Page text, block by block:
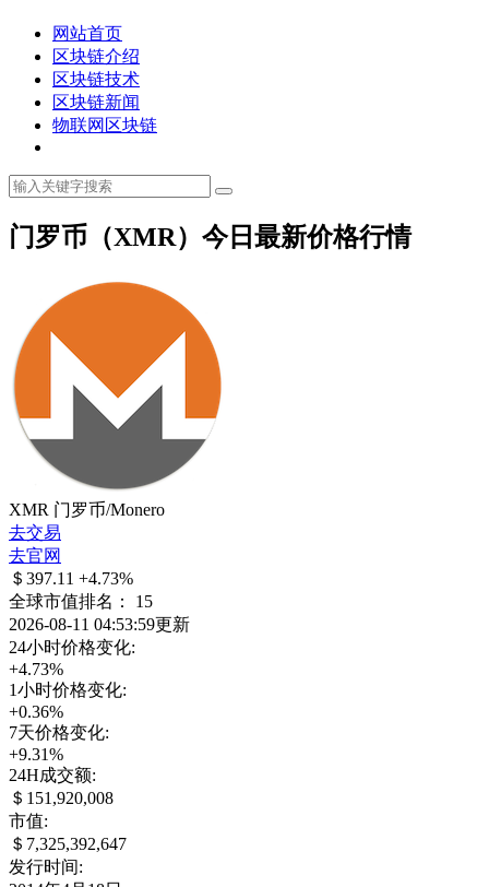
网站首页
区块链介绍
区块链技术
区块链新闻
物联网区块链
门罗币（XMR）今日最新价格行情
XMR 门罗币/Monero
去交易
去官网
＄397.11 +4.73%
全球市值排名：
15
2026-08-11 04:53:59更新
24小时价格变化:
+4.73%
1小时价格变化:
+0.36%
7天价格变化:
+9.31%
24H成交额:
＄151,920,008
市值:
＄7,325,392,647
发行时间: